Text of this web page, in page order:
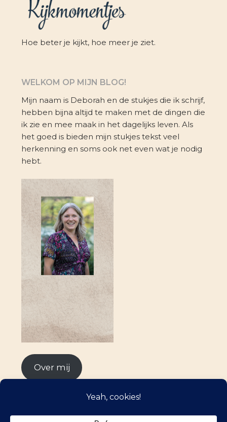
Hoe beter je kijkt, hoe meer je ziet.
WELKOM OP MIJN BLOG!
Mijn naam is Deborah en de stukjes die ik schrijf,
hebben bijna altijd te maken met de dingen die
ik zie en mee maak in het dagelijks leven. Als
het goed is bieden mijn stukjes tekst veel
herkenning en soms ook net even wat je nodig
hebt.
Over mij